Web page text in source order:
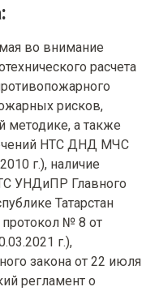
во внимание
расчета
рисков,
а также
НТС ДНД МЧС
г.), наличие
УНДиПР Главного
Татарстан
протокол № 8 от
г.),
закона от 22 июля
регламент о